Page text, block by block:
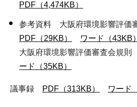
PDF（4,474KB）
参考資料 大阪府環境影響評価
PDF（29KB）
ワード（43KB）
大阪府環境影響評価審査会規則
ード（35KB）
議事録 PDF（313KB） ワード